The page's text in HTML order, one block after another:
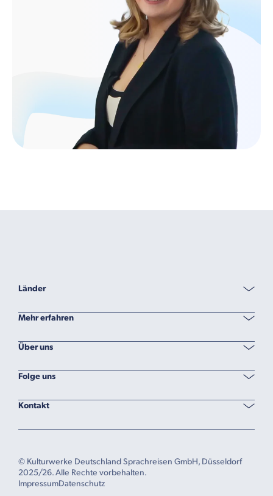
Länder
Mehr erfahren
Über uns
Folge uns
Kontakt
© Kulturwerke Deutschland Sprachreisen GmbH, Düsseldorf
2025/26. Alle Rechte vorbehalten.
ImpressumDatenschutz